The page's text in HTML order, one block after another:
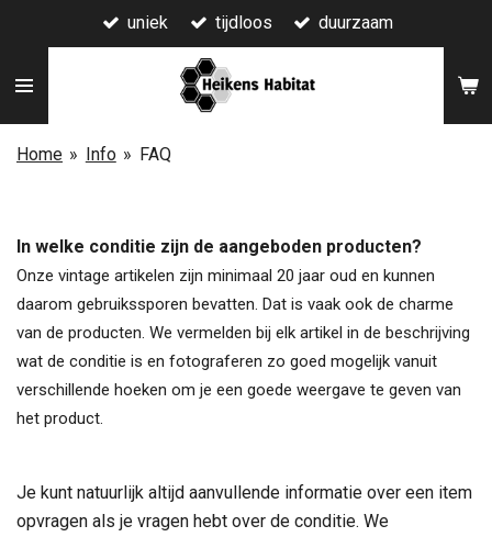
direct
naar
uniek tijdloos duurzaam
Home » Info » FAQ
In welke conditie zijn de aangeboden producten?
Onze vintage artikelen zijn minimaal 20 jaar oud en kunnen
daarom gebruikssporen bevatten. Dat is vaak ook de charme
van de producten. We vermelden bij elk artikel in de beschrijving
wat de conditie is en fotograferen zo goed mogelijk vanuit
verschillende hoeken om je een goede weergave te geven van
het product.
Je kunt natuurlijk altijd aanvullende informatie over een item
opvragen als je vragen hebt over de conditie. We